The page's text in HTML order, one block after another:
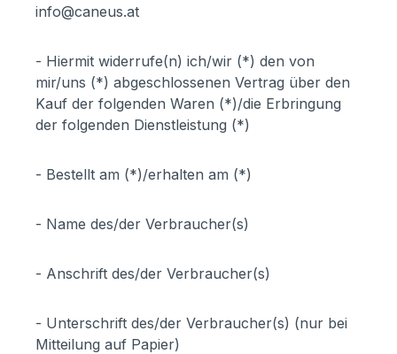
info@caneus.at
- Hiermit widerrufe(n) ich/wir (*) den von
mir/uns (*) abgeschlossenen Vertrag über den
Kauf der folgenden Waren (*)/die Erbringung
der folgenden Dienstleistung (*)
- Bestellt am (*)/erhalten am (*)
- Name des/der Verbraucher(s)
- Anschrift des/der Verbraucher(s)
- Unterschrift des/der Verbraucher(s) (nur bei
Mitteilung auf Papier)